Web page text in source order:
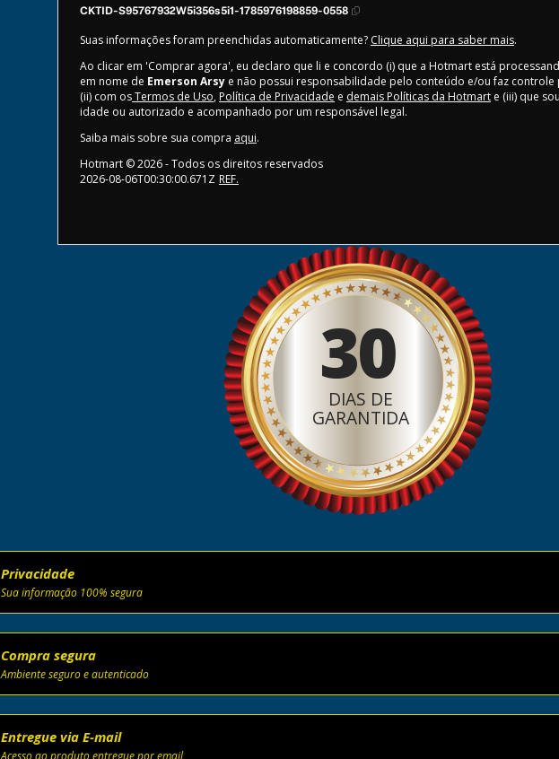
CKTID-S95767932W5i356s5i1-1785976198859-0558
Suas informações foram preenchidas automaticamente? Clique aqui para saber mais.
Ao clicar em 'Comprar agora', eu declaro que li e concordo (i) que a Hotmart está
em nome de Emerson Arsy e não possui responsabilidade pelo conteúdo e/ou faz controle
(ii) com osTermos de Uso, Política de Privacidade e demais Políticas da Hotmart e (iii) que
idade ou autorizado e acompanhado por um responsável legal.
Saiba mais sobre sua compra aqui.
Hotmart ©2026- Todos os direitos reservados
2026-08-06T00:30:00.671Z REF.
30
DIAS DE
GARANTIDA
Privacidade
Sua informação 100% segura
Compra segura
Ambiente seguro e autenticado
Entregue via E-mail
Acesso ao produto entregue por email